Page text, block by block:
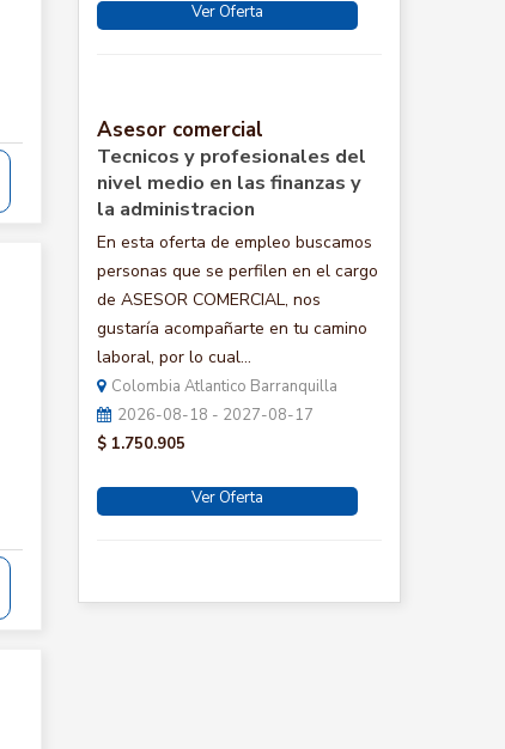
Ver Oferta
Asesor comercial
Tecnicos y profesionales del
nivel medio en las finanzas y
la administracion
En esta oferta de empleo buscamos
personas que se perfilen en el cargo
de ASESOR COMERCIAL, nos
gustaría acompañarte en tu camino
laboral, por lo cual...
Colombia Atlantico Barranquilla
2026-08-18 - 2027-08-17
$ 1.750.905
Ver Oferta